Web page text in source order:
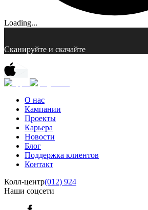
Loading...
Сканируйте и скачайте
О нас
Кампании
Проекты
Карьера
Новости
Блог
Поддержка клиентов
Контакт
Колл-центр(012) 924
Наши соцсети